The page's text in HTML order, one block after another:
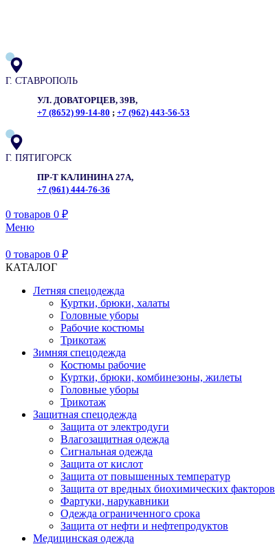
Г. СТАВРОПОЛЬ
УЛ. ДОВАТОРЦЕВ, 39В,
+7 (8652) 99-14-80 ; +7 (962) 443-56-53
Г. ПЯТИГОРСК
ПР-Т КАЛИНИНА 27А,
+7 (961) 444-76-36
0 товаров 0 ₽
Меню
0 товаров 0 ₽
КАТАЛОГ
Летняя спецодежда
Куртки, брюки, халаты
Головные уборы
Рабочие костюмы
Трикотаж
Зимняя спецодежда
Костюмы рабочие
Куртки, брюки, комбинезоны, жилеты
Головные уборы
Трикотаж
Защитная спецодежда
Защита от электродуги
Влагозащитная одежда
Сигнальная одежда
Защита от кислот
Защита от повышенных температур
Защита от вредных биохимических факторов
Фартуки, нарукавники
Одежда ограниченного срока
Защита от нефти и нефтепродуктов
Медицинская одежда